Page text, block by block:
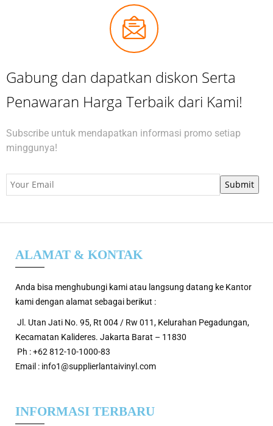
Gabung dan dapatkan diskon Serta
Penawaran Harga Terbaik dari Kami!
Subscribe untuk mendapatkan informasi promo setiap
minggunya!
ALAMAT & KONTAK
Anda bisa menghubungi kami atau langsung datang ke Kantor
kami dengan alamat sebagai berikut :
Jl. Utan Jati No. 95, Rt 004 / Rw 011, Kelurahan Pegadungan,
Kecamatan Kalideres. Jakarta Barat – 11830
Ph : +62 812-10-1000-83
Email : info1@supplierlantaivinyl.com
INFORMASI TERBARU